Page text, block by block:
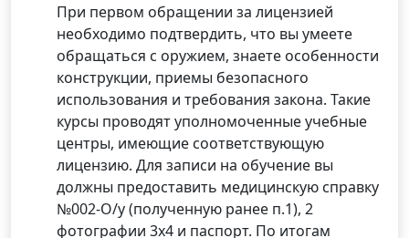
При первом обращении за лицензией
необходимо подтвердить, что вы умеете
обращаться с оружием, знаете особенности
конструкции, приемы безопасного
использования и требования закона. Такие
курсы проводят уполномоченные учебные
центры, имеющие соответствующую
лицензию. Для записи на обучение вы
должны предоставить медицинскую справку
№002-О/у (полученную ранее п.1), 2
фотографии 3х4 и паспорт. По итогам